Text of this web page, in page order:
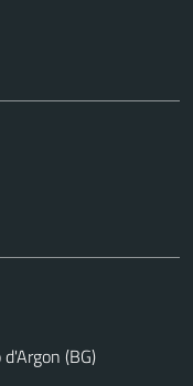
(BG)